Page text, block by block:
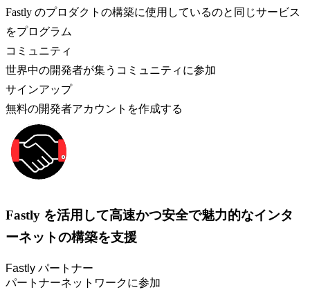
Fastly のプロダクトの構築に使用しているのと同じサービス
をプログラム
コミュニティ
世界中の開発者が集うコミュニティに参加
サインアップ
無料の開発者アカウントを作成する
Fastly を活用して高速かつ安全で魅力的なインタ
ーネットの構築を支援
Fastly パートナー
パートナーネットワークに参加